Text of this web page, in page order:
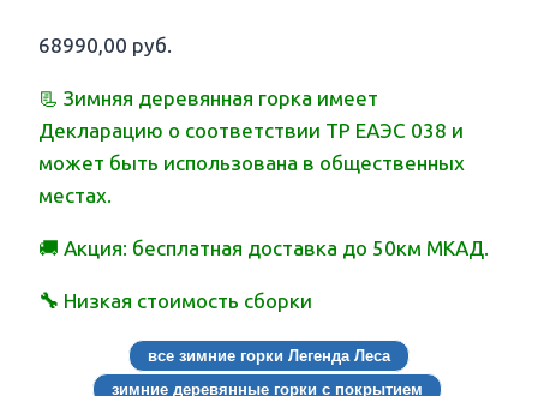
68990,00 руб.
📃 Зимняя деревянная горка имеет
Декларацию о соответствии ТР ЕАЭС 038 и
может быть использована в общественных
местах.
🚚 Акция: бесплатная доставка до 50км МКАД.
🔧 Низкая стоимость сборки
все зимние горки Легенда Леса
зимние деревянные горки с покрытием